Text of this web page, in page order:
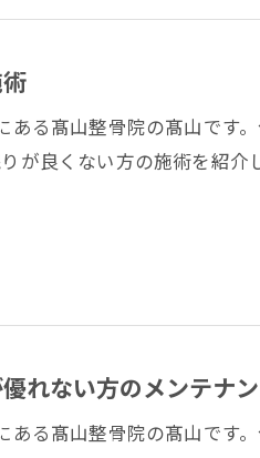
ある髙山整骨院の髙山です
が良くない方の施術を紹介
れない方のメンテナ
る髙山整骨院の髙山です